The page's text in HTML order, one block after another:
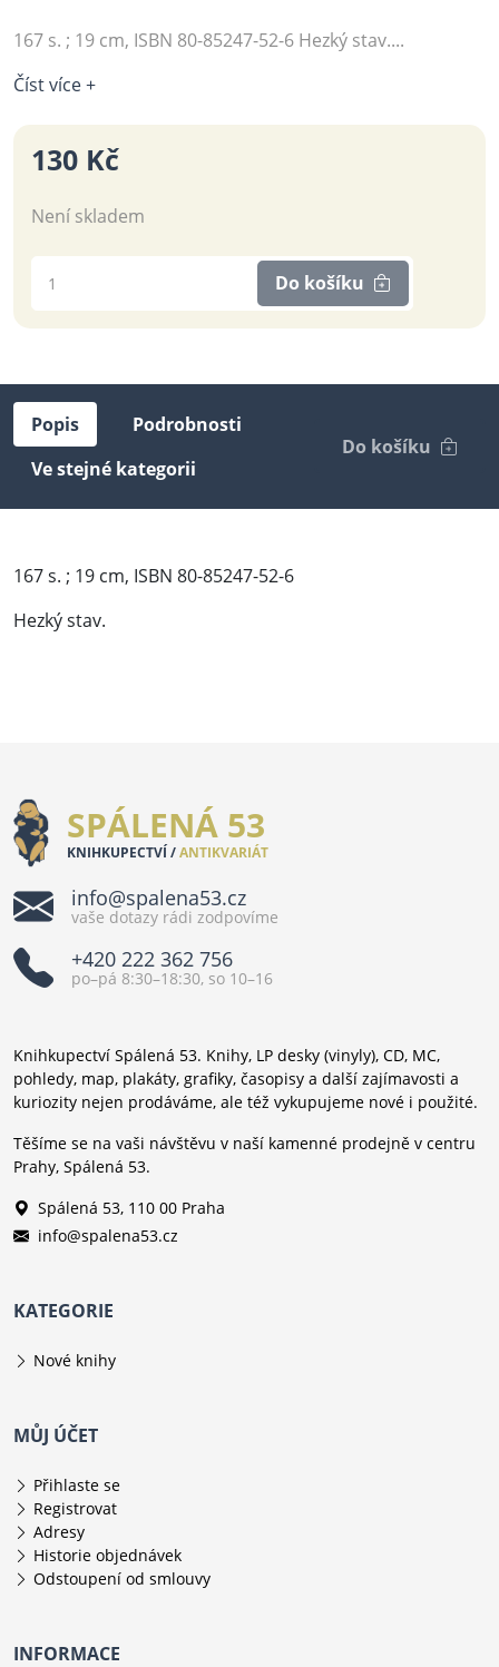
167 s. ; 19 cm, ISBN 80-85247-52-6 Hezký stav....
Číst více +
130 Kč
Není skladem
Do košíku
Popis
Podrobnosti
Ve stejné kategorii
Do košíku
167 s. ; 19 cm, ISBN 80-85247-52-6
Hezký stav.
SPÁLENÁ 53
KNIHKUPECTVÍ /ANTIKVARIÁT
info@spalena53.cz
vaše dotazy rádi zodpovíme
+420 222 362 756
po–pá 8:30–18:30, so 10–16
Knihkupectví Spálená 53. Knihy, LP desky (vinyly), CD, MC,
pohledy, map, plakáty, grafiky, časopisy a další zajímavosti a
kuriozity nejen prodáváme, ale též vykupujeme nové i použité.
Těšíme se na vaši návštěvu v naší kamenné prodejně v centru
Prahy, Spálená 53.
Spálená 53, 110 00 Praha
info@spalena53.cz
KATEGORIE
Nové knihy
MŮJ ÚČET
Přihlaste se
Registrovat
Adresy
Historie objednávek
Odstoupení od smlouvy
INFORMACE